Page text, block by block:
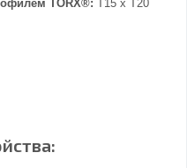
TORX®: T15 x T20